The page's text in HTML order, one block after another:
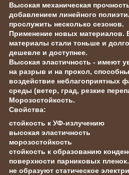
Высокая механическая
добавлением линейного
прослужить несколько сезонов.
Применение новых материалов.
материалы стали тоньше и
дешевле и доступнее.
Высокая эластичность - имеют
на разрыв и на прокол,
воздействие неблагоприятных
среды (ветер, град, резкие
Морозостойкость.
Свойства:
стойкость к УФ-излучению
высокая эластичность
морозостойкость
стойкость к образованию
поверхности парниковых пленок.
не образуют статическое